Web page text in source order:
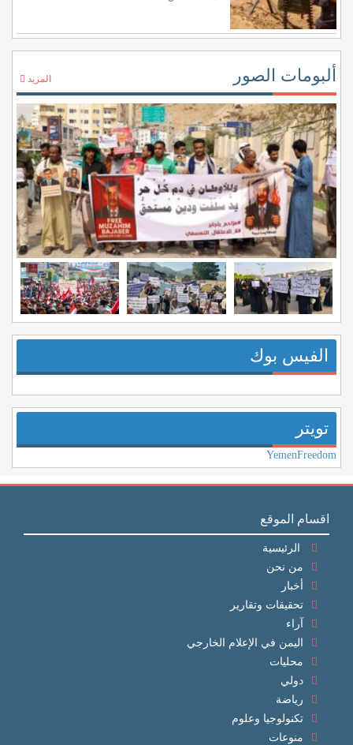
ألبومات الصور المزيد
الفيس بوك
تويتر
YemenFreedom
اقسام الموقع
الرئيسية
من نحن
أخبار
تحقيقات وتقارير
آراء
اليمن في الإعلام الخارجي
محليات
دولي
رياضة
تكنولوجيا وعلوم
منوعات